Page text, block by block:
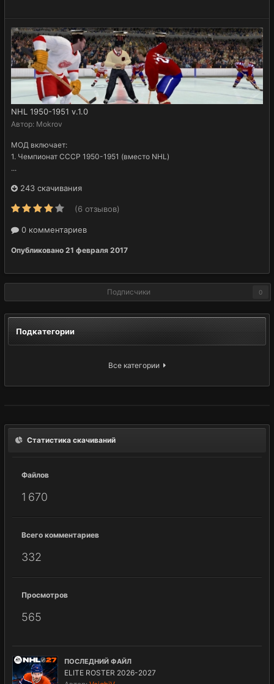
NHL 1950-1951 v.1.0
Автор: Mokrov
МОД включает:
1. Чемпионат СССР 1950-1951 (вместо NHL)
...
243 скачивания
(6 отзывов)
0 комментариев
Опубликовано 21 февраля 2017
Подписчики 0
Подкатегории
Все категории
Статистика скачиваний
Файлов
1 670
Всего комментариев
332
Просмотров
565
ПОСЛЕДНИЙ ФАЙЛ
ELITE ROSTER 2026-2027